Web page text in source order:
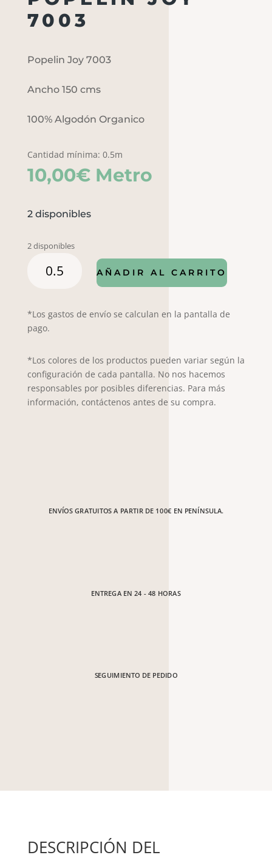
7003
Popelin Joy 7003
Ancho 150 cms
100% Algodón Organico
Cantidad mínima: 0.5m
10,00€ Metro
2 disponibles
2 disponibles
AÑADIR AL CARRITO
*Los gastos de envío se calculan en la pantalla de
pago.
*Los colores de los productos pueden variar según la
configuración de cada pantalla. No nos hacemos
responsables por posibles diferencias. Para más
información, contáctenos antes de su compra.
ENVÍOS GRATUITOS A PARTIR DE 100€ EN PENÍNSULA.
ENTREGA EN 24 - 48 HORAS
SEGUIMIENTO DE PEDIDO
DESCRIPCIÓN DEL